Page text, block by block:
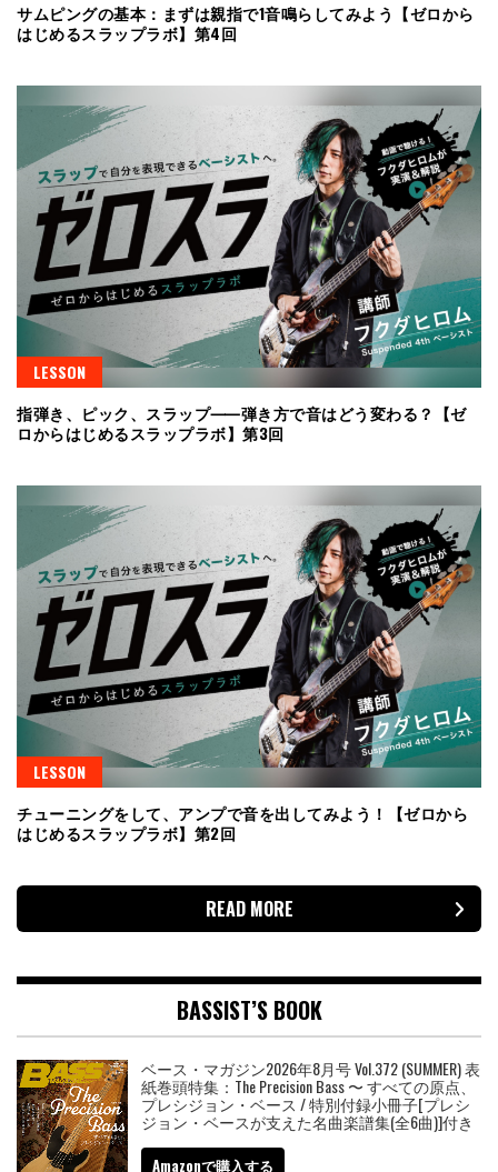
サムピングの基本：まずは親指で1音鳴らしてみよう【ゼロから
はじめるスラップラボ】第4回
LESSON
指弾き、ピック、スラップ⸺弾き方で音はどう変わる？【ゼ
ロからはじめるスラップラボ】第3回
LESSON
チューニングをして、アンプで音を出してみよう！【ゼロから
はじめるスラップラボ】第2回
READ MORE
BASSIST’S BOOK
ベース・マガジン2026年8月号 Vol.372 (SUMMER) 表
紙巻頭特集：The Precision Bass 〜 すべての原点、
プレシジョン・ベース / 特別付録小冊子[プレシ
ジョン・ベースが支えた名曲楽譜集(全6曲)]付き
Amazonで購入する